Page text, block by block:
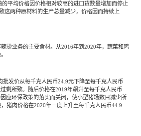
平均价格因价格相对较高的进口货数量增加而停止
这两种原材料的生产总量减少，价格因而持续上
烫业务的主要食材。从2016年到2020年，蔬菜和鸡
批发价从每千克人民币24.9元下降至每千克人民币
剩所致。随后价格在2019年飙升至每千克人民币
应环保政策的落实而关闭，使小型猪场数目减少所
猪肉价格在2020年一度上升至每千克人民币44.9